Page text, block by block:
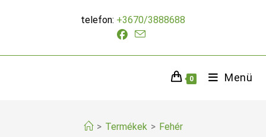
telefon: +3670/3888688
0 Menü
> Termékek > Fehér